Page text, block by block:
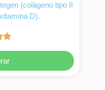
(colágeno tipo II
D).